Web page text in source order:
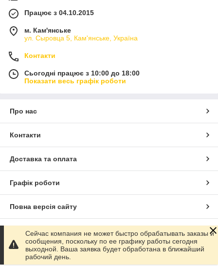
Працює з 04.10.2015
м. Кам'янське
ул. Сыровца 5, Кам'янське, Україна
Контакти
Сьогодні працює з 10:00 до 18:00
Показати весь графік роботи
Про нас
Контакти
Доставка та оплата
Графік роботи
Повна версія сайту
Сайт створено на маркетплейсі Prom.ua
Політика конфіденційності
Сейчас компания не может быстро обрабатывать заказы и
сообщения, поскольку по ее графику работы сегодня
выходной. Ваша заявка будет обработана в ближайший
рабочий день.